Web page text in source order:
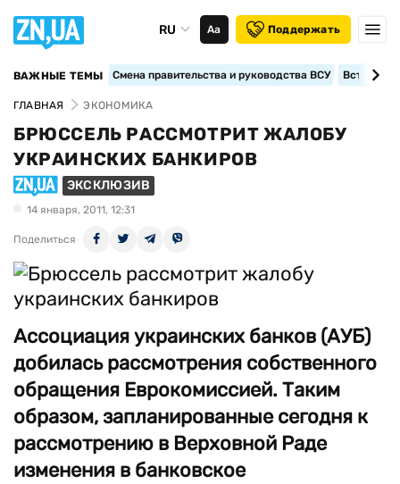
RU Аа Поддержать
ВАЖНЫЕ ТЕМЫ Смена правительства и руководства ВСУ
ГЛАВНАЯ ЭКОНОМИКА
БРЮССЕЛЬ РАССМОТРИТ ЖАЛОБУ
УКРАИНСКИХ БАНКИРОВ
ЭКСКЛЮЗИВ
14 января, 2011, 12:31
Поделиться
Ассоциация украинских банков (АУБ)
добилась рассмотрения собственного
обращения Еврокомиссией. Таким
образом, запланированные сегодня к
рассмотрению в Верховной Раде
изменения в банковское